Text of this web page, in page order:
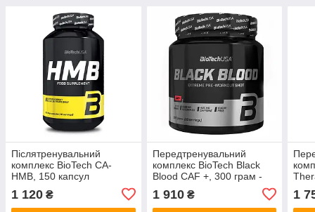
Післятренувальний
комплекс BioTech CA-
HMB, 150 капсул
1 120 ₴
Передтренувальний
комплекс BioTech Black
Blood CAF +, 300 грам -
1 910₴ 1